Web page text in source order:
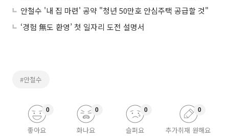
안철수 '내 집 마련' 공약 "청년 50만호 안심주택 공급할 것"
‘경험 無도 환영’ 첫 일자리 도전 설명서
#안철수
좋아요
0
화나요
0
슬퍼요
0
추가취재 원해요
0